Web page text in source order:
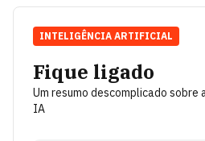
Fique ligado
Um resumo descomplicado sobre
IA
INTELIGÊNCIA ARTIFICIAL